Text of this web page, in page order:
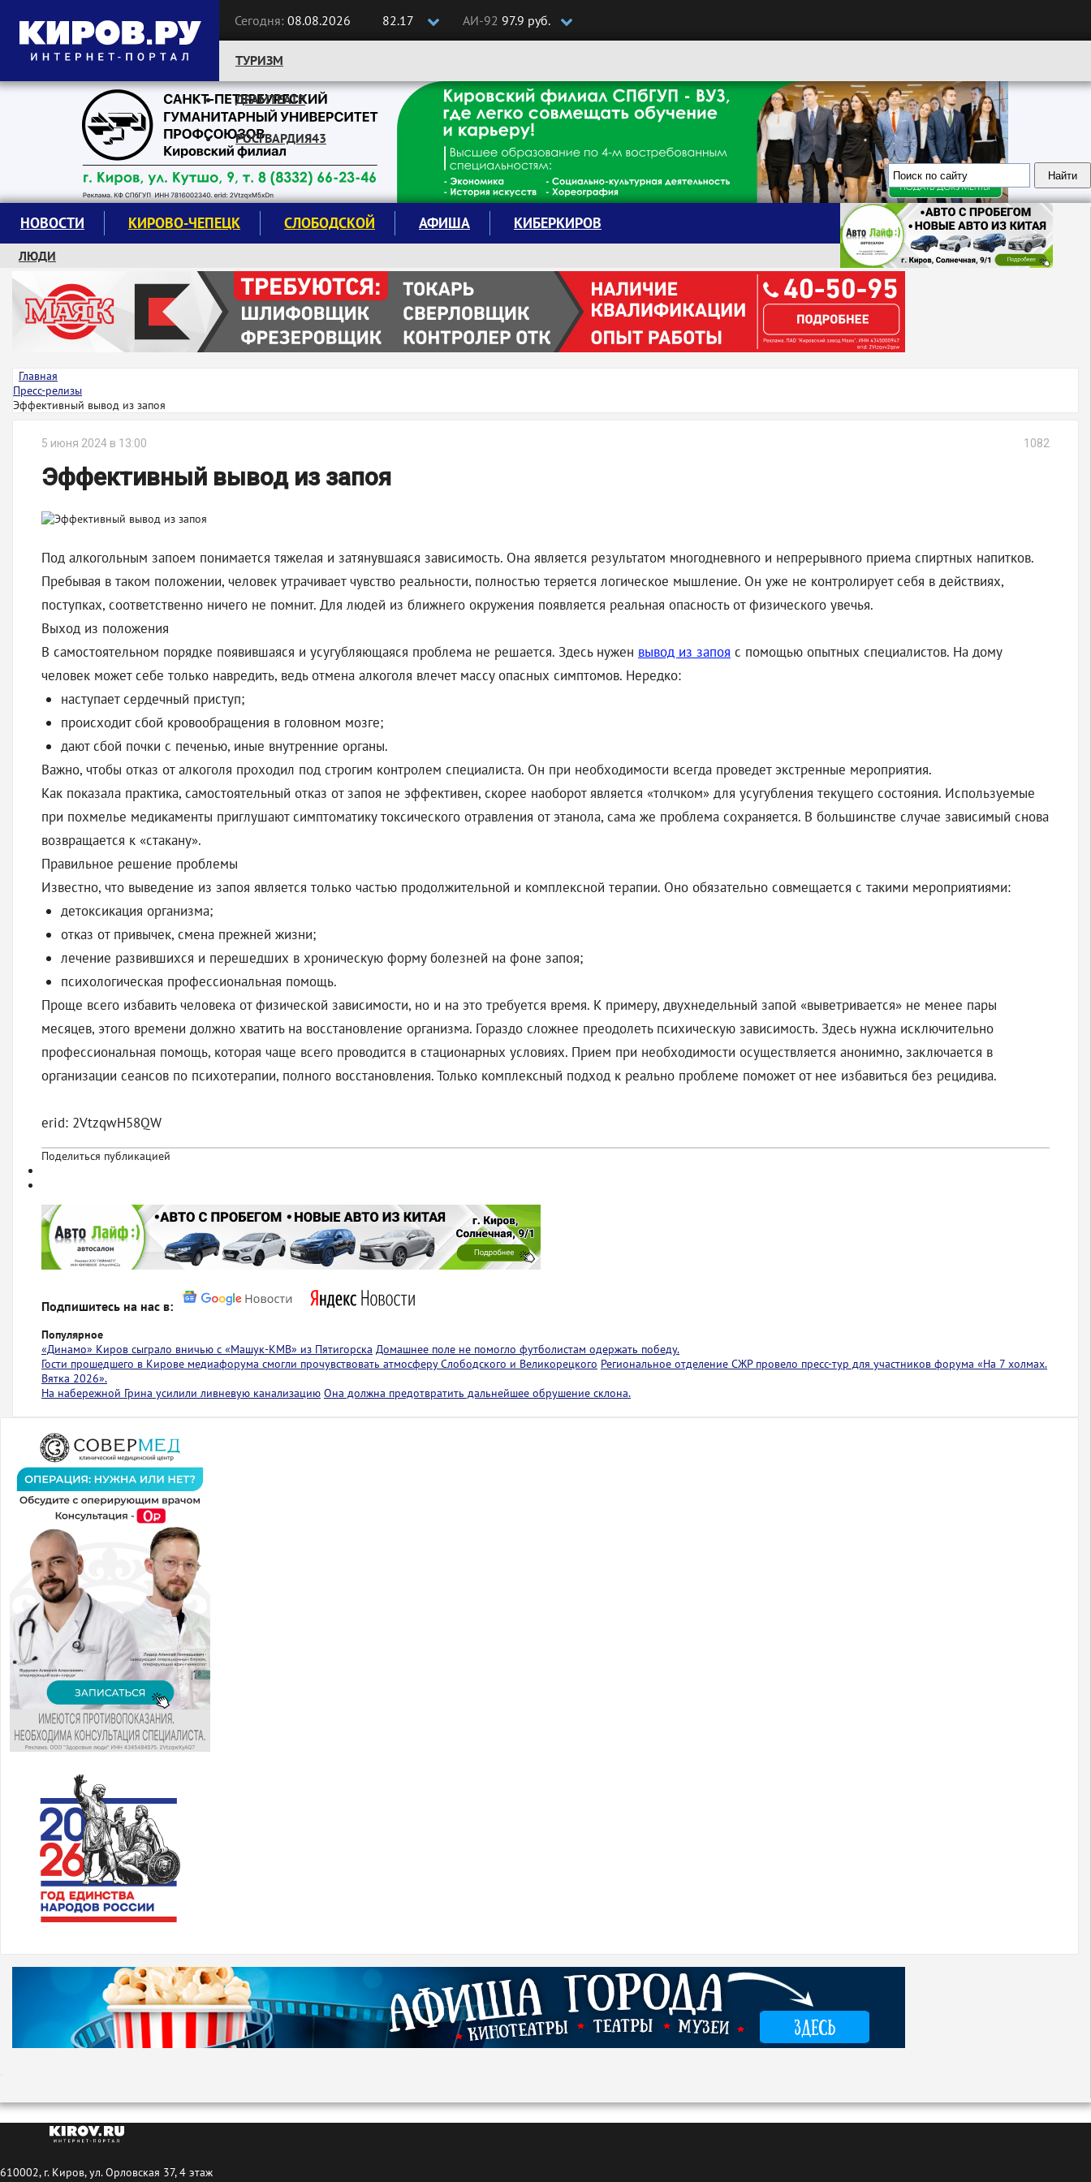
Сегодня: 08.08.2026 82.17 АИ-92 97.9 руб.
Следите за новостями:
ТУРИЗМ
ДРАМТЕАТР
РОСГВАРДИЯ43
НОВОСТИ КИРОВО-ЧЕПЕЦК СЛОБОДСКОЙ АФИША КИБЕРКИРОВ
ЛЮДИ
КРУЖКИ И СЕКЦИИ
ЗАВОДУ "МАЯК" 85 ЛЕТ
ЭКОЛОГИЯ
Главная
Пресс-релизы
Эффективный вывод из запоя
5 июня 2024 в 13:00 1082
Эффективный вывод из запоя
Под алкогольным запоем понимается тяжелая и затянувшаяся зависимость. Она является результатом многодневного и непрерывного приема спиртных напитков.
Пребывая в таком положении, человек утрачивает чувство реальности, полностью теряется логическое мышление. Он уже не контролирует себя в действиях,
поступках, соответственно ничего не помнит. Для людей из ближнего окружения появляется реальная опасность от физического увечья.
Выход из положения
В самостоятельном порядке появившаяся и усугубляющаяся проблема не решается. Здесь нужен вывод из запоя с помощью опытных специалистов. На дому
человек может себе только навредить, ведь отмена алкоголя влечет массу опасных симптомов. Нередко:
наступает сердечный приступ;
происходит сбой кровообращения в головном мозге;
дают сбой почки с печенью, иные внутренние органы.
Важно, чтобы отказ от алкоголя проходил под строгим контролем специалиста. Он при необходимости всегда проведет экстренные мероприятия.
Как показала практика, самостоятельный отказ от запоя не эффективен, скорее наоборот является «толчком» для усугубления текущего состояния. Используемые
при похмелье медикаменты приглушают симптоматику токсического отравления от этанола, сама же проблема сохраняется. В большинстве случае зависимый снова
возвращается к «стакану».
Правильное решение проблемы
Известно, что выведение из запоя является только частью продолжительной и комплексной терапии. Оно обязательно совмещается с такими мероприятиями:
детоксикация организма;
отказ от привычек, смена прежней жизни;
лечение развившихся и перешедших в хроническую форму болезней на фоне запоя;
психологическая профессиональная помощь.
Проще всего избавить человека от физической зависимости, но и на это требуется время. К примеру, двухнедельный запой «выветривается» не менее пары
месяцев, этого времени должно хватить на восстановление организма. Гораздо сложнее преодолеть психическую зависимость. Здесь нужна исключительно
профессиональная помощь, которая чаще всего проводится в стационарных условиях. Прием при необходимости осуществляется анонимно, заключается в
организации сеансов по психотерапии, полного восстановления. Только комплексный подход к реально проблеме поможет от нее избавиться без рецидива.
erid: 2VtzqwH58QW
Поделиться публикацией
Подпишитесь на нас в:
Популярное
«Динамо» Киров сыграло вничью с ​​​​«Машук-КМВ» из Пятигорска Домашнее поле не помогло футболистам одержать победу.
Гости прошедшего в Кирове медиафорума смогли прочувствовать атмосферу Слободского и Великорецкого Региональное отделение СЖР провело пресс-тур для участников форума «На 7 холмах.
Вятка 2026».
На набережной Грина усилили ливневую канализацию Она должна предотвратить дальнейшее обрушение склона.
610002, г. Киров, ул. Орловская 37, 4 этаж